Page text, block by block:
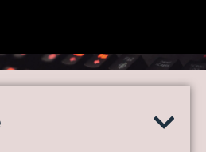
d’usine et